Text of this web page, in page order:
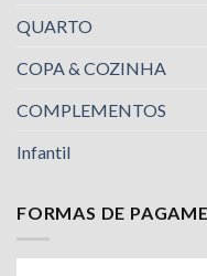
QUARTO
COPA & COZINHA
COMPLEMENTOS
Infantil
FORMAS DE
Nossa